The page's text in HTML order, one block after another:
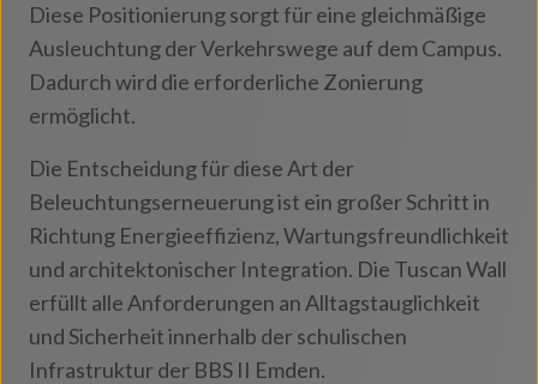
Diese Positionierung sorgt für eine gleichmäßige
Ausleuchtung der Verkehrswege auf dem Campus.
Dadurch wird die erforderliche Zonierung
ermöglicht.
Die Entscheidung für diese Art der
Beleuchtungserneuerung ist ein großer Schritt in
Richtung Energieeffizienz, Wartungsfreundlichkeit
und architektonischer Integration. Die Tuscan Wall
erfüllt alle Anforderungen an Alltagstauglichkeit
und Sicherheit innerhalb der schulischen
Infrastruktur der BBS II Emden.